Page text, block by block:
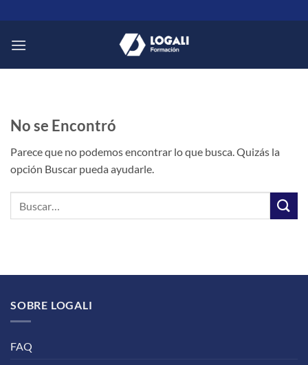
al
contenido
No se Encontró
Parece que no podemos encontrar lo que busca. Quizás la
opción Buscar pueda ayudarle.
SOBRE LOGALI
FAQ